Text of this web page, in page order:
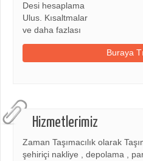
Desi hesaplama
Ulus. Kısaltmalar
ve daha fazlası
Buraya
Hizmetlerimiz
Zaman Taşımacılık olarak
şehiriçi nakliye , depolama ,